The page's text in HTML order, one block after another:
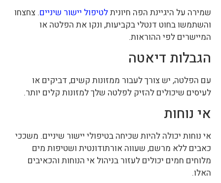
שמירה על היגיינת הפה חיוניתלטיפול יישור שיניים. צחצחו
והשתמשו בחוט דנטלי בקביעות, ונקו את הפלטה או
המיישרים לפי ההוראות.
הגבלות דיאטה
עם הפלטה, יש צורך לעבור ממזונות קשים, דביקים או
לעיסים שיכולים להזיק לפלטה שלך למזונות קלים יותר.
אי נוחות
אי נוחות יכולה להיות שכיחה בטיפולי יישור שיניים. משככי
כאבים ללא מרשם, שעווה אורתודונטית ושטיפות מים
מלוחים חמים יכולים לעזור בניהול אי הנוחות והכאיבים
האלו.